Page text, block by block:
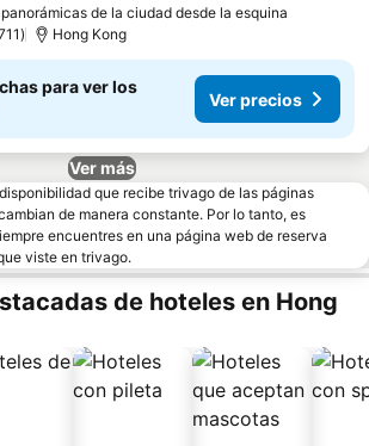
de la ciudad desde la esquina
Hong Kong
para ver los
Ver precios
Ver más
que recibe trivago de las páginas
de manera constante. Por lo tanto, es
encuentres en una página web de reserva
viste en trivago.
de hoteles en Hong